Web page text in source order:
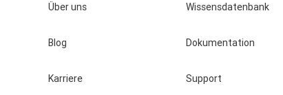
Über uns
Blog
Karriere
Wissensdatenbank
Dokumentation
Support